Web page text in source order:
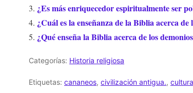
¿Es más enriquecedor espiritualmente ser
¿Cuál es la enseñanza de la Biblia acerca
¿Qué enseña la Biblia acerca de los
Categorías: Historia religiosa
Etiquetas: cananeos, civilización antigua.,